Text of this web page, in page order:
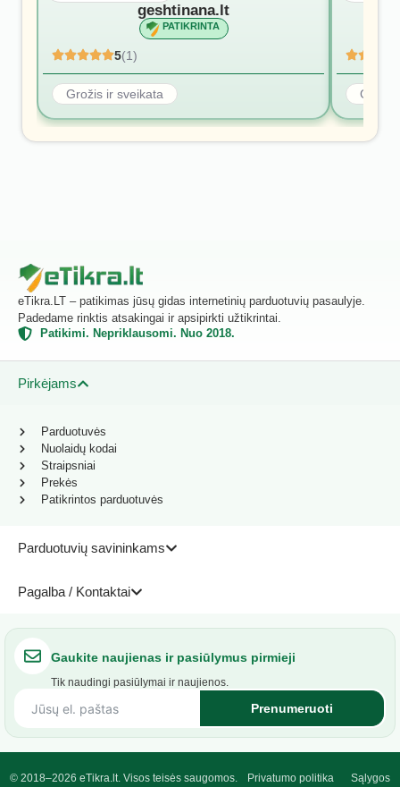
geshtinana.lt
PATIKRINTA
5(1)
Grožis ir sveikata Grožis
eTikra.LT – patikimas jūsų gidas internetinių parduotuvių pasaulyje.
Padedame rinktis atsakingai ir apsipirkti užtikrintai.
Patikimi. Nepriklausomi. Nuo 2018.
Pirkėjams
Parduotuvių savininkams
Pagalba / Kontaktai
Parduotuvės
Nuolaidų kodai
Straipsniai
Prekės
Patikrintos parduotuvės
Gaukite naujienas ir pasiūlymus pirmieji
Tik naudingi pasiūlymai ir naujienos.
Prenumeruoti
© 2018–2026 eTikra.lt. Visos teisės saugomos. Privatumo politika Sąlygos